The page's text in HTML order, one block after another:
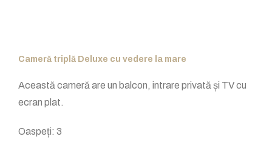
Cameră triplă Deluxe cu vedere la mare
Această cameră are un balcon, intrare privată și TV cu
ecran plat.
Oaspeți: 3